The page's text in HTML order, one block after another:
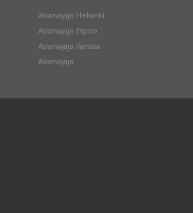
Asianajaja Helsinki
Asianajaja Espoo
Asianajaja Vantaa
Asianajaja